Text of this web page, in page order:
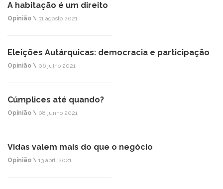
A habitação é um direito
Opinião \ 31 agosto 2021
Eleições Autárquicas: democracia e participação
Opinião \ 06 julho 2021
Cúmplices até quando?
Opinião \ 08 junho 2021
Vidas valem mais do que o negócio
Opinião \ 13 abril 2021